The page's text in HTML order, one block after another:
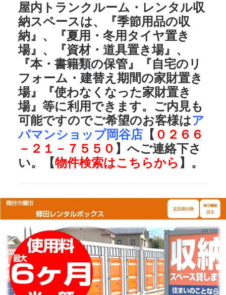
屋内トランクルーム・レンタル収
納スペースは、『季節用品の収
納』、『夏用・冬用タイヤ置き
場』、『資材・道具置き場』、
『本・書籍類の保管』『自宅のリ
フォーム・建替え期間の家財置き
場』『使わなくなった家財置き
場』等に利用できます。ご内見も
可能ですのでご希望のお客様はア
パマンショップ岡谷店 【 ０２６６
－２１－７５５０ 】へご連絡下さ
い。【物件検索はこちらから 】。